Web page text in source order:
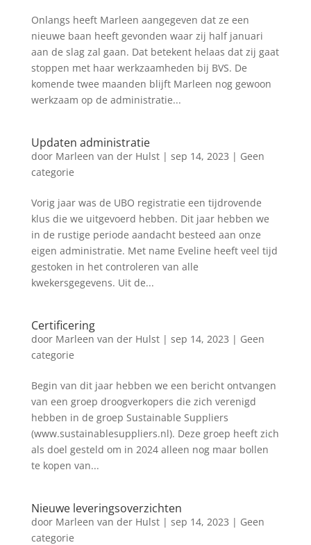
Onlangs heeft Marleen aangegeven dat ze een
nieuwe baan heeft gevonden waar zij half januari
aan de slag zal gaan. Dat betekent helaas dat zij gaat
stoppen met haar werkzaamheden bij BVS. De
komende twee maanden blijft Marleen nog gewoon
werkzaam op de administratie...
Updaten administratie
door Marleen van der Hulst| sep 14, 2023 | Geen
categorie
Vorig jaar was de UBO registratie een tijdrovende
klus die we uitgevoerd hebben. Dit jaar hebben we
in de rustige periode aandacht besteed aan onze
eigen administratie. Met name Eveline heeft veel tijd
gestoken in het controleren van alle
kwekersgegevens. Uit de...
Certificering
door Marleen van der Hulst| sep 14, 2023 | Geen
categorie
Begin van dit jaar hebben we een bericht ontvangen
van een groep droogverkopers die zich verenigd
hebben in de groep Sustainable Suppliers
(www.sustainablesuppliers.nl). Deze groep heeft zich
als doel gesteld om in 2024 alleen nog maar bollen
te kopen van...
Nieuwe leveringsoverzichten
door Marleen van der Hulst| sep 14, 2023 | Geen
categorie